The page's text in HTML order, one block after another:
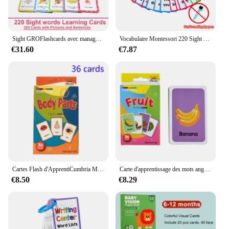
€31.60 €7.87
€8.50
Carte d'apprentissage des mots anglais pour enfants, jouet éducatif, matériel Montessori, cadeau, forme animale, document fuchsia, léone, bébé, 36 pièces
€8.29